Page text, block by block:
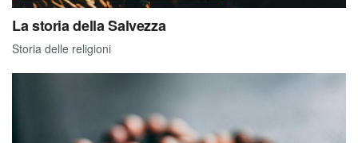
La storia della Salvezza
Storia delle religioni